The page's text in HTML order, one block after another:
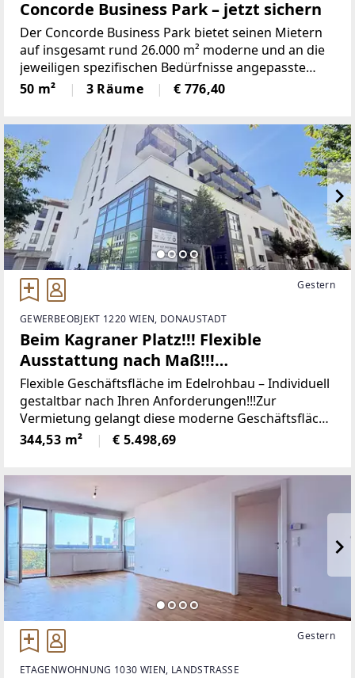
Concorde Business Park – jetzt sichern
Der Concorde Business Park bietet seinen Mietern
auf insgesamt rund 26.000 m² moderne und an die
jeweiligen spezifischen Bedürfnisse angepasste
Büroräumlichkeiten. Neben den anspruchsvollen
und funktionellen Büroräumlichkeiten verfügt der
50 m² 3 Räume € 776,40
Gestern
GEWERBEOBJEKT 1220 WIEN, DONAUSTADT
Beim Kagraner Platz!!! Flexible
Ausstattung nach Maß!!!
Geschäftslokal! ERSTBEZUG!!!
Flexible Geschäftsfläche im Edelrohbau – Individuell
gestaltbar nach Ihren Anforderungen!!!Zur
Vermietung gelangt diese moderne Geschäftsfläche
im Edelrohbau mit einer Gesamtnutzfläche von ca.
344,53 m². Die Fläche bietet zukünftigen Mietern die
344,53 m² € 5.498,69
Gestern
ETAGENWOHNUNG 1030 WIEN, LANDSTRASSE